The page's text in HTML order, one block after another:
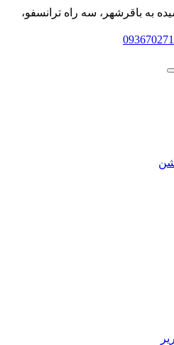
به باقرشهر، سه راه ترانسفو،